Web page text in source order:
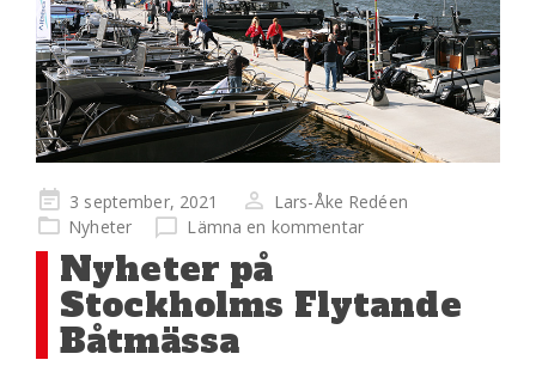
Publicerad
på
3 september, 2021
Lars-Åke Redéen
Nyheter
Lämna en kommentar
Nyheter på
Stockholms Flytande
Båtmässa